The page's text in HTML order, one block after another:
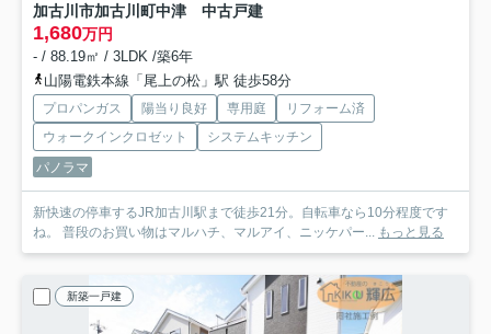
加古川市加古川町中津 中古戸建
1,680万円
- / 88.19㎡ / 3LDK /築6年
山陽電鉄本線「尾上の松」駅 徒歩58分
プロパンガス 陽当り良好 専用庭
リフォーム済
ウォークインクロゼット
システムキッチン
パノラマ
新快速の停車するJR加古川駅まで徒歩21分。自転車なら10分程度です
ね。 普段のお買い物はマルハチ、マルアイ、ニッケパー... もっと見る
新築一戸建